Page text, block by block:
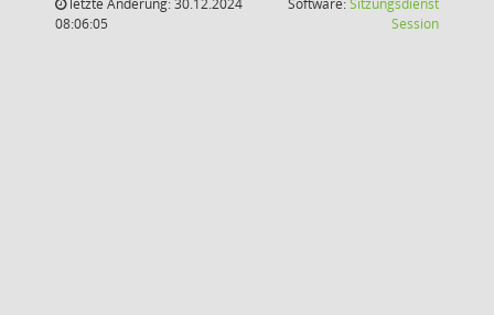
letzte Änderung: 30.12.2024
08:06:05
Software:Sitzungsdienst
Session(Wird in